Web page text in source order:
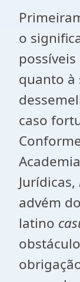
o
quanto à
caso
Jurídicas,
advém
latino